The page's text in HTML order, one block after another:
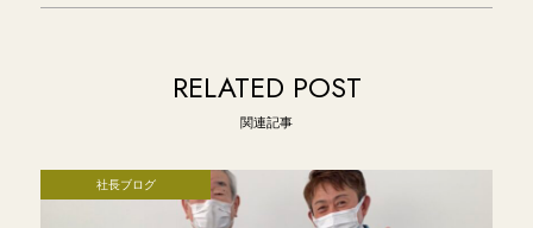
RELATED POST
関連記事
社長ブログ